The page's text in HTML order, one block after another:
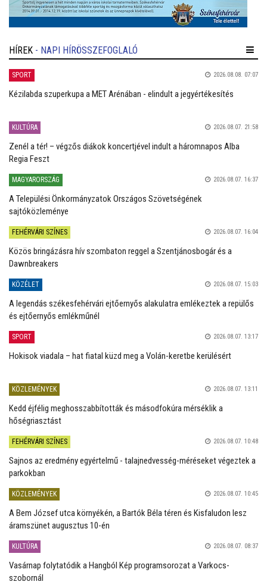
HÍREK - NAPI HÍRÖSSZEFOGLALÓ
SPORT 2026.08.08. 07:07
Kézilabda szuperkupa a MET Arénában - elindult a jegyértékesítés
KULTÚRA 2026.08.07. 21:58
Zenél a tér! – végzős diákok koncertjével indult a háromnapos Alba
Regia Feszt
MAGYARORSZÁG 2026.08.07. 16:37
A Települési Önkormányzatok Országos Szövetségének
sajtóközleménye
FEHÉRVÁRI SZÍNES 2026.08.07. 16:04
Közös bringázásra hív szombaton reggel a Szentjánosbogár és a
Dawnbreakers
KÖZÉLET 2026.08.07. 15:03
A legendás székesfehérvári ejtőernyős alakulatra emlékeztek a repülős
és ejtőernyős emlékműnél
SPORT 2026.08.07. 13:17
Hokisok viadala – hat fiatal küzd meg a Volán-keretbe kerülésért
KÖZLEMÉNYEK 2026.08.07. 13:11
Kedd éjfélig meghosszabbították és másodfokúra mérséklik a
hőségriasztást
FEHÉRVÁRI SZÍNES 2026.08.07. 10:48
Sajnos az eredmény egyértelmű - talajnedvesség-méréseket végeztek a
parkokban
KÖZLEMÉNYEK 2026.08.07. 10:45
A Bem József utca környékén, a Bartók Béla téren és Kisfaludon lesz
áramszünet augusztus 10-én
KULTÚRA 2026.08.07. 08:37
Vasárnap folytatódik a Hangból Kép programsorozat a Varkocs-
szobornál